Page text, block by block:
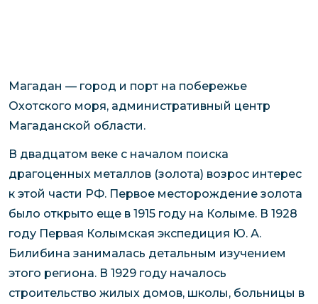
Магадан — город и порт на побережье
Охотского моря, административный центр
Магаданской области.
В двадцатом веке с началом поиска
драгоценных металлов (золота) возрос интерес
к этой части РФ. Первое месторождение золота
было открыто еще в 1915 году на Колыме. В 1928
году Первая Колымская экспедиция Ю. А.
Билибина занималась детальным изучением
этого региона. В 1929 году началось
строительство жилых домов, школы, больницы в